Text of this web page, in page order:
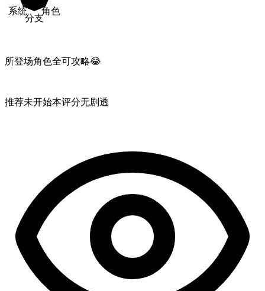
角色
分支
系统
所登场角色全可攻略😂
推荐未开始本评分无剧透